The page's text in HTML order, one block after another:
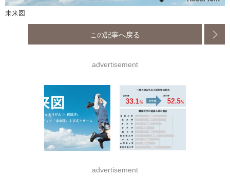
未来図
この記事へ戻る
advertisement
advertisement